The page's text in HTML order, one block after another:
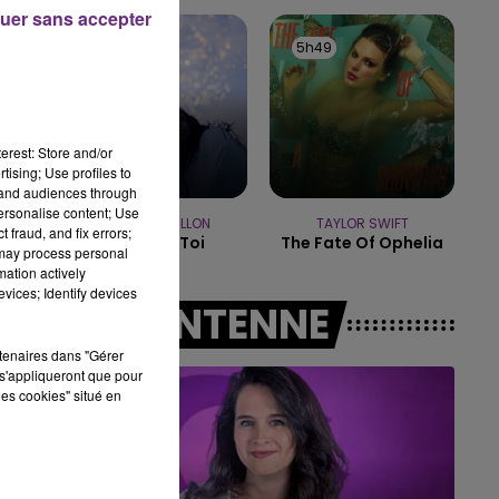
16h00 - 20h00
LE WEEK-END CHAMPAGNE FM
ADELE CASTILLON
Ete Avec Toi
5h49
5h49
TAYLOR SWIFT
The Fate Of Ophelia
A L'ANTENNE
Store and/or
Use profiles to
audiences through
content; Use
fraud, and fix errors;
process personal
actively
Identify devices
dans "Gérer
que pour
cookies" situé en
sans accepter